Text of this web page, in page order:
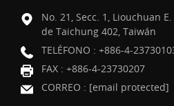
No. 21, Secc. 1, Liouchuan
de Taichung 402, Taiwán
TELÉFONO : +886-4-
FAX : +886-4-23730207
CORREO : [email protected]